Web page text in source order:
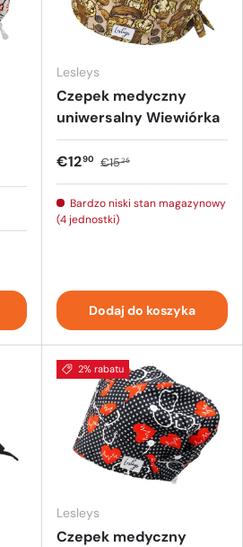
Lesleys
Czepek medyczny
uniwersalny Wiewiórka
€1290 €1525
Bardzo niski stan magazynowy
(4 jednostki)
Dodaj do koszyka
2% rabatu
Lesleys
Czepek medyczny